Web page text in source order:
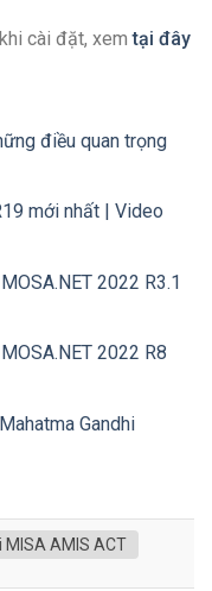
cài đặt, xem tại đây
điều quan trọng
mới nhất | Video
2022 R3.1
2022 R8
Gandhi
MISA AMIS ACT